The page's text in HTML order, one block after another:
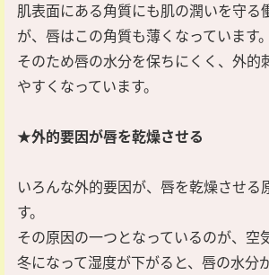
肌表面にある角質にも肌の潤いを守る
が、唇はこの角質も薄くなっています。
そのため唇の水分を保ちにくく、外的
やすくなっています。
★外的要因が唇を乾燥させる
いろんな外的要因が、唇を乾燥させる
す。
その原因の一つとなっているのが、空
冬になって湿度が下がると、唇の水分